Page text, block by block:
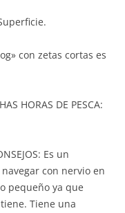
con zetas cortas es
HORAS DE PESCA:
Es un
con nervio en
pequeño ya que
Tiene una